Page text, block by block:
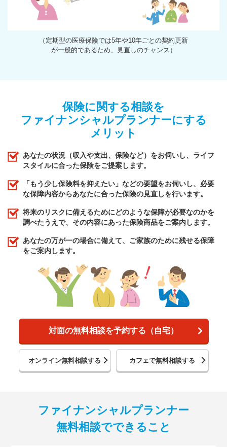
（定期型の医療保険では5年や10年ごとの契約更新
が一般的であるため、見直しのチャンス）
保険に関する相談を
ファイナンシャルプランナーにする
メリット
あなたの状況（収入や支出、保険など）をお伺いし、ライフ
スタイルに合った保険をご提案します。
「もう少し保険料を抑えたい」などの要望をお伺いし、必要
な保障内容からあなたに合った保険の見直しを行います。
将来のリスクに備えるためにどのような保障が必要なのかを
調べたうえで、その内容にあった保険商品をご案内します。
あなたの万が一の場合に備えて、ご家族のために残せる保障
をご案内します。
対面の無料相談を予約する（自宅）
オンライン無料相談する カフェで無料相談する
ファイナンシャルプランナー
無料相談でできること